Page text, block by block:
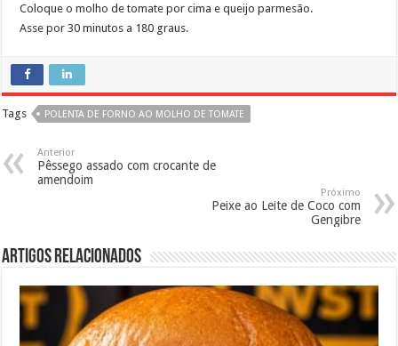
Coloque o molho de tomate por cima e queijo parmesão.
Asse por 30 minutos a 180 graus.
Tags POLENTA DE FORNO AO MOLHO DE TOMATE
Anterior
Pêssego assado com crocante de
amendoim
Próximo
Peixe ao Leite de Coco com
Gengibre
Artigos Relacionados